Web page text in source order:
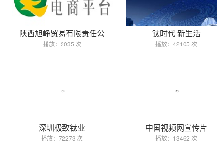
陕西旭峥贸易有限责任公
播放：2035 次
钛时代 新生活
播放：42105 次
深圳极致钛业
播放：72273 次
中国视频网宣传片
播放：13462 次